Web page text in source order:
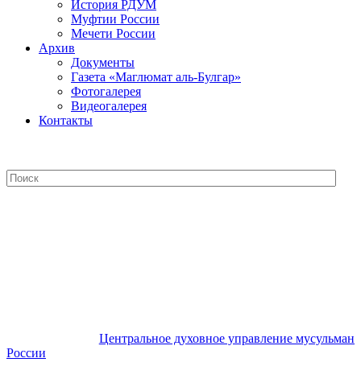
История РДУМ
Муфтии России
Мечети России
Архив
Документы
Газета «Маглюмат аль-Булгар»
Фотогалерея
Видеогалерея
Контакты
Центральное духовное управление мусульман
России